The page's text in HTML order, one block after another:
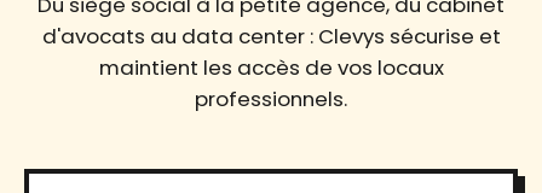
d'avocats au data center : Clevys sécurise et
maintient les accès de vos locaux
professionnels.